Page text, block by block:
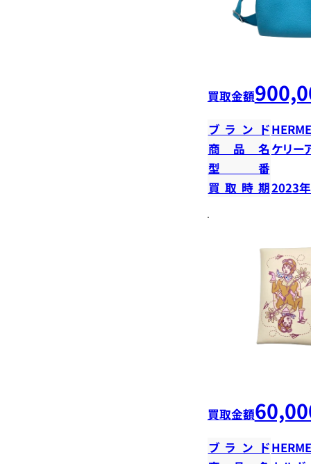
買取金額
ブランド
商品名 ケリー
型番
買取時期2023
買取金額
ブランド